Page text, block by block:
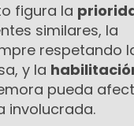
figura la
similares, la
respetando
y la
pueda
involucrada.